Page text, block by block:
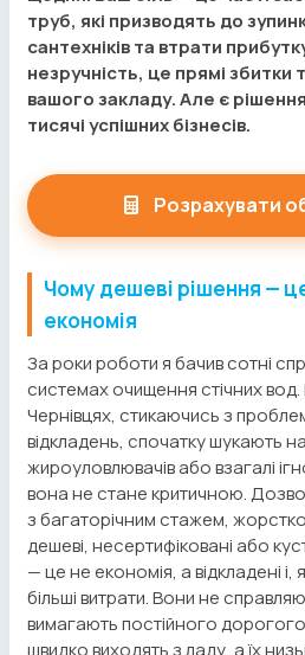
труб, які призводять до
сантехніків та втрати
незручність, це прямі збитки
вашого закладу. Але є
тисячі успішних бізнесів.
Розрахувати
Чому дешеві рішення —
економія
За роки роботи я бачив сотні
системах очищення стічних вод.
Чернівцях, стикаючись з
відкладень, спочатку шукають
жироуловлювачів або взагалі
вона не стане критичною.
з багаторічним стажем,
дешеві, несертифіковані або
— це не економія, а відкладені
більші витрати. Вони не
вимагають постійного
швидко виходять з ладу, а їх